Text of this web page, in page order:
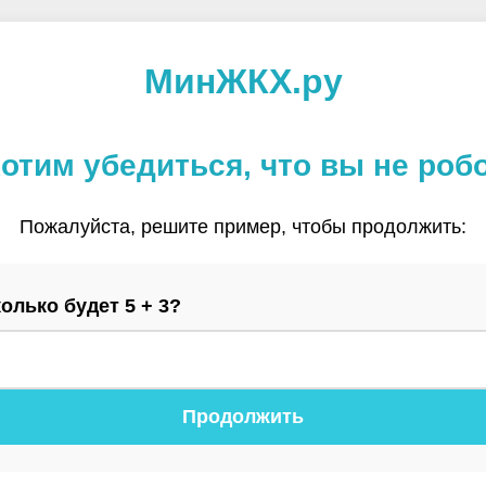
МинЖКХ.ру
убедиться, что вы не
Пожалуйста, решите пример, чтобы продолжить:
будет 5 + 3?
Продолжить